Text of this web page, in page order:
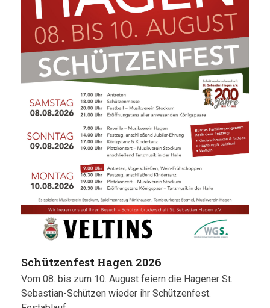
Schützenfest Hagen 2026
Vom 08. bis zum 10. August feiern die Hagener St.
Sebastian-Schützen wieder ihr Schützenfest.